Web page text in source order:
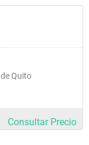
Quito
Consultar Precio